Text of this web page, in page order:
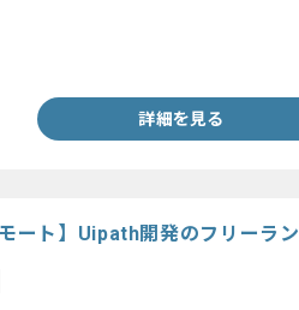
詳細を見る
ート】Uipath開発のフリーラ